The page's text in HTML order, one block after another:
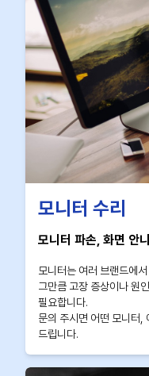
모니터 수리
모니터 파손, 화면 안
모니터는 여러 브랜드에
그만큼 고장 증상이나 원
필요합니다.
문의 주시면 어떤 모니터,
드립니다.